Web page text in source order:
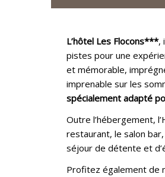
L’hôtel Les Flocons***,
pistes pour une
et mémorable,
imprenable sur les
spécialement adapté
Outre l’hébergement,
restaurant, le salon
séjour de détente et
Profitez également de